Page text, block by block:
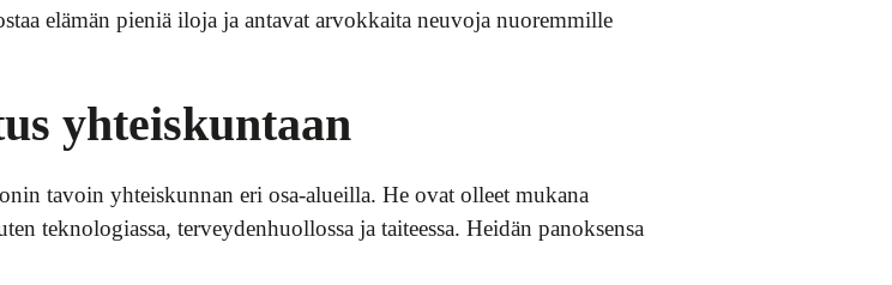
elämän pieniä iloja ja antavat arvokkaita neuvoja nuoremmille
yhteiskuntaan
tavoin yhteiskunnan eri osa-alueilla. He ovat olleet mukana
teknologiassa, terveydenhuollossa ja taiteessa. Heidän panoksensa